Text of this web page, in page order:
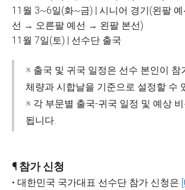
11월 3~6일(화~금) | 시니어 경기(왼팔
선 → 오른팔 예선 → 왼팔 본선)
11월 7일(토) | 선수단 출국
※ 출국 및 귀국 일정은 선수 본인이 참
체량과 시합날을 기준으로 설정할 수
※ 각 부문별 출국-귀국 일정 및 예상
됩니다.
¶ 참가 신청
• 대한민국 국가대표 선수단 참가 신청은